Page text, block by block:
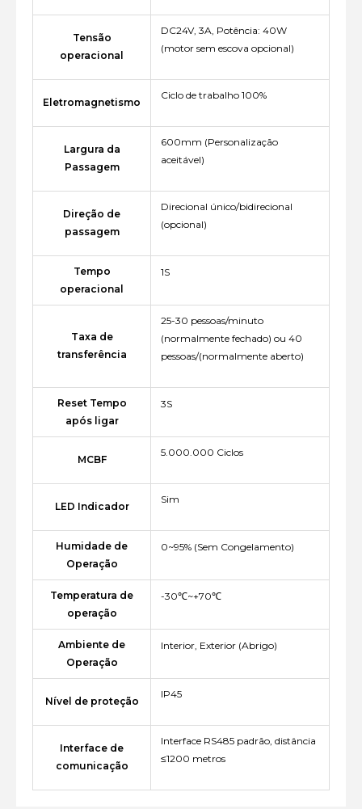
Tensão
operacional
DC24V, 3A, Potência: 40W
(motor sem escova opcional)
Eletromagnetismo
Ciclo de trabalho 100%
Largura da
Passagem
600mm (Personalização
aceitável)
Direção de
passagem
Direcional único/bidirecional
(opcional)
Tempo
operacional
1S
Taxa de
transferência
25-30 pessoas/minuto
(normalmente fechado) ou 40
pessoas/(normalmente aberto)
Reset Tempo
após ligar
3S
MCBF
5.000.000 Ciclos
LED Indicador
Sim
Humidade de
Operação
0~95% (Sem Congelamento)
Temperatura de
operação
-30℃~+70℃
Ambiente de
Operação
Interior, Exterior (Abrigo)
Nível de proteção
IP45
Interface de
comunicação
Interface RS485 padrão, distância
≤1200 metros